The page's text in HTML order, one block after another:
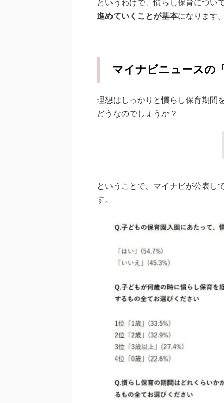
というわけで、慣らし保育につい
進めていくことが基本になります。
マイナビニュースの
理想はしっかりと慣らし保育期間
どうなのでしょうか？
ということで、マイナビが公表し
す。